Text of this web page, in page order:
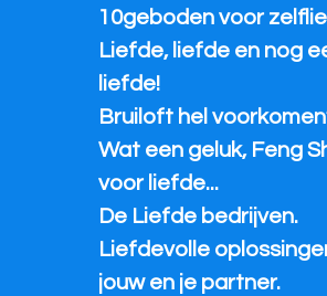
10geboden voor
Liefde, liefde en nog
liefde!
Bruiloft hel
Wat een geluk, Feng
voor liefde...
De Liefde bedrijven.
Liefdevolle
jouw en je partner.